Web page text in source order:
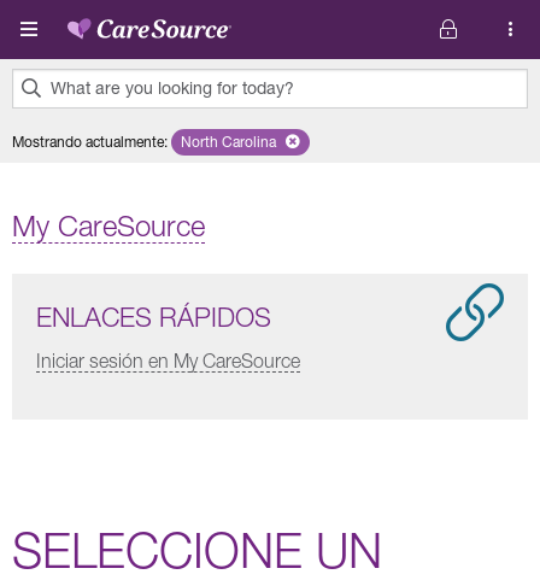
Pasar al contenido principal
What are you looking for today?
results
Mostrando actualmente: Remove selected state 'North Carolina'
North Carolina
My CareSource
ENLACES RÁPIDOS
Iniciar sesión en My CareSource
SELECCIONE UN